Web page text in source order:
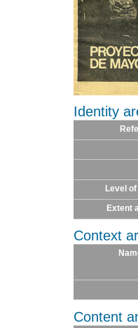
Identity
Level
Extent
Context
Content